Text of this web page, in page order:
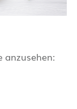
anzusehen: